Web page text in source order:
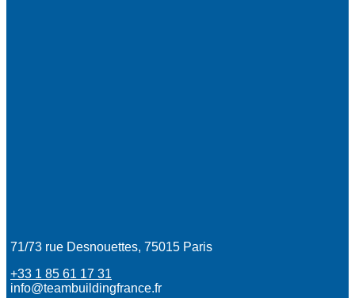
71/73 rue Desnouettes, 75015 Paris
+33 1 85 61 17 31
info@teambuildingfrance.fr